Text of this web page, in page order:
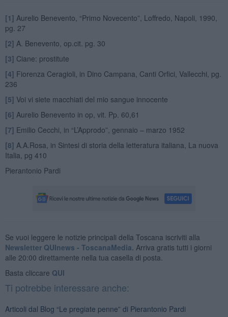
[1] Aurelio Benevento, “Primo Novecento”, Loffredo, Napoli, 1990,
pg. 27
[2] A. Benevento, op.cit. pg. 30
[3] Ciane: prostitute
[4] Fiorenza Ceragioli, in Dino Campana, Canti Orfici, Vallecchi, pg.
236
[5] Voi vi siete macchiati del mio sangue innocente
[6] Aurelio Benevento in op, vit. Pp. 60,61
[7] Emilio Cecchi, in “L’Approdo”, gennaio – marzo 1952
[8] A.A.Rosa, in Sintesi di storia della letteratura italiana, La nuova
Italia, pg 410
Pierantonio Pardi
Se vuoi leggere le notizie principali della Toscana iscriviti alla
Newsletter QUInews - ToscanaMedia. Arriva gratis tutti i giorni
alle 20:00 direttamente nella tua casella di posta.
Basta cliccare QUI
Ti potrebbe interessare anche:
Articoli dal Blog “Le pregiate penne” di Pierantonio Pardi